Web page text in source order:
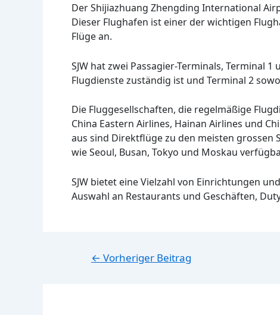
Der Shijiazhuang Zhengding International
Dieser Flughafen ist einer der wichtigen
Flüge an.
SJW hat zwei Passagier-Terminals, Terminal
Flugdienste zuständig ist und Terminal 2
Die Fluggesellschaften, die regelmäßige
China Eastern Airlines, Hainan Airlines und
aus sind Direktflüge zu den meisten grossen
wie Seoul, Busan, Tokyo und Moskau
SJW bietet eine Vielzahl von Einrichtungen
Auswahl an Restaurants und Geschäften,
Beitragsnavigation
← Vorheriger Beitrag